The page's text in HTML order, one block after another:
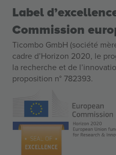
Label
Commission
Ticombo GmbH (société
cadre d’Horizon 2020, le
la recherche et de
proposition n° 782393.